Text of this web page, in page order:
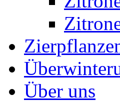
Über uns